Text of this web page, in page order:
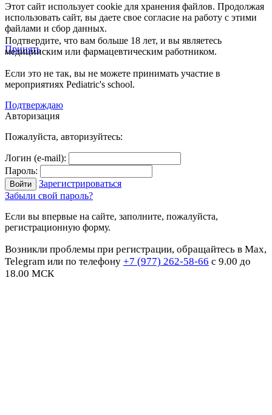
Этот сайт использует cookie для хранения файлов. Продолжая
использовать сайт, вы даете свое согласие на работу с этими
файлами и сбор данных.
Принять
Подтвердите, что вам больше 18 лет, и вы являетесь
медицинским или фармацевтическим работником.
Если это не так, вы не можете принимать участие в
мероприятиях Pediatric's school.
Подтверждаю
Авторизация
Пожалуйста, авторизуйтесь:
Логин (e-mail):
Пароль:
Зарегистрироваться
Забыли свой пароль?
Если вы впервые на сайте, заполните, пожалуйста,
регистрационную форму.
Возникли проблемы при регистрации, обращайтесь в Max,
Telegram или по телефону +7 (977) 262-58-66 с 9.00 до
18.00 МСК